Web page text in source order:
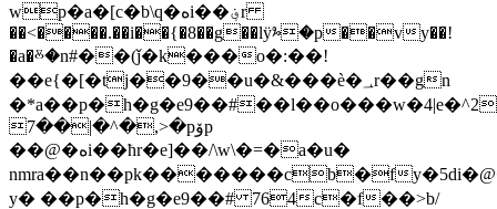
wp�a�[c�b\q�هi��؋r
��<����.��i��{�8��g��lÿⰳ�p��vy��!
�a�ⰻ�n#��(ǰ�k���o�:��!
��e{�[�tj��9��u�&���ѐ�؀r��gn
7��|�^�,>�pۆp
��@�هi��ћr�e]��/\w\�=�a�u�
nmra��n��pk�������cb�f
y� ��p�h�g�e9��# 764c�f��>b/